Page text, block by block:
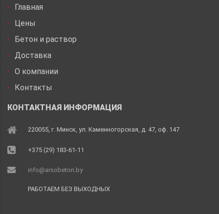
Главная
Цены
Бетон и раствор
Доставка
О компании
Контакты
КОНТАКТНАЯ ИНФОРМАЦИЯ
220055, г. Минск, ул. Каменногорская, д. 47, оф. 147
+375 (29) 183-61-11
info@arsobeton.by
РАБОТАЕМ БЕЗ ВЫХОДНЫХ